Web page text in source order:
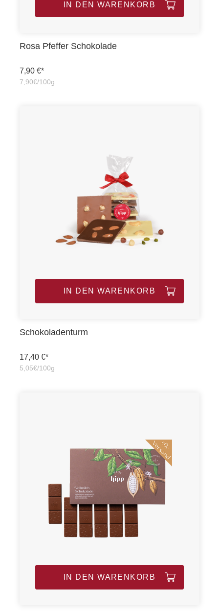
IN DEN WARENKORB
Rosa Pfeffer Schokolade
7,90 €*
7,90€/100g
IN DEN WARENKORB
Schokoladenturm
17,40 €*
5,05€/100g
IN DEN WARENKORB